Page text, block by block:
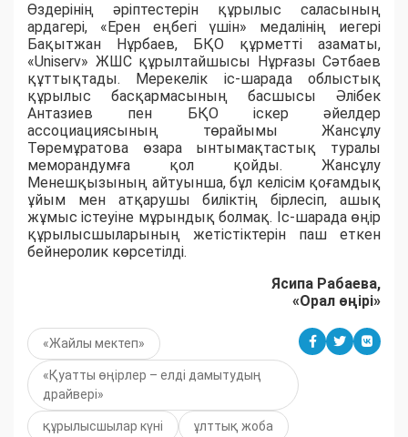
Өздерінің әріптестерін құрылыс саласының
ардагері, «Ерен еңбегі үшін» медалінің иегері
Бақытжан Нұрбаев, БҚО құрметті азаматы,
«Uniserv» ЖШС құрылтайшысы Нұрғазы Сәтбаев
құттықтады. Мерекелік іс-шарада облыстық
құрылыс басқармасының басшысы Әлібек
Антазиев пен БҚО іскер әйелдер
ассоциациясының төрайымы Жансұлу
Төремұратова өзара ынтымақтастық туралы
меморандумға қол қойды. Жансұлу
Менешқызының айтуынша, бұл келісім қоғамдық
ұйым мен атқарушы биліктің бірлесіп, ашық
жұмыс істеуіне мұрындық болмақ. Іс-шарада өңір
құрылысшыларының жетістіктерін паш еткен
бейнеролик көрсетілді.
Ясипа Рабаева,
«Орал өңірі»
«Жайлы мектеп»
«Қуатты өңірлер – елді дамытудың
драйвері»
құрылысшылар күні ұлттық жоба